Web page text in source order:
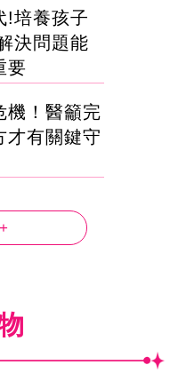
!培養孩子
決問題能
要
機！醫籲完
才有關鍵守